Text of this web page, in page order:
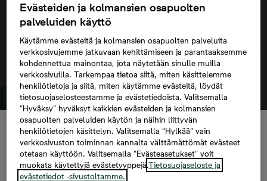
Kuvaus
Evästeiden ja kolmansien osapuolten
palveluiden käyttö
Käytämme evästeitä ja kolmansien osapuolten palveluita
verkkosivujemme jatkuvaan kehittämiseen ja parantaaksemme
kohdennettua mainontaa, jota näytetään sinulle muilla
verkkosivuilla. Tarkempaa tietoa siitä, miten käsittelemme
henkilötietoja ja siitä, miten käytämme evästeitä, löydät
tietosuojaselosteestamme ja evästetiedoista. Valitsemalla
“Hyväksy” hyväksyt kaikkien evästeiden ja kolmansien
osapuolten palveluiden käytön ja näihin liittyvän
henkilötietojen käsittelyn. Valitsemalla “Hylkää” vain
verkkosivuston toiminnan kannalta välttämättömät evästeet
otetaan käyttöön. Valitsemalla “Evästeasetukset” voit
muokata käytettyjä evästetyyppejä.Tietosuojaseloste ja
evästetiedot -sivustoltamme.